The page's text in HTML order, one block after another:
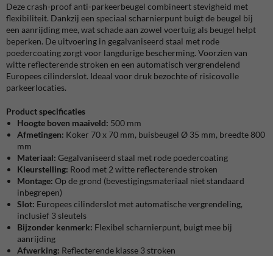
Deze crash-proof anti-parkeerbeugel combineert stevigheid met
flexibiliteit. Dankzij een speciaal scharnierpunt buigt de beugel bij
een aanrijding mee, wat schade aan zowel voertuig als beugel helpt
beperken. De uitvoering in gegalvaniseerd staal met rode
poedercoating zorgt voor langdurige bescherming. Voorzien van
witte reflecterende stroken en een automatisch vergrendelend
Europees cilinderslot. Ideaal voor druk bezochte of risicovolle
parkeerlocaties.
Product specificaties
Hoogte boven maaiveld: 500 mm
Afmetingen: Koker 70 x 70 mm, buisbeugel Ø 35 mm, breedte 800
mm
Materiaal: Gegalvaniseerd staal met rode poedercoating
Kleurstelling: Rood met 2 witte reflecterende stroken
Montage: Op de grond (bevestigingsmateriaal niet standaard
inbegrepen)
Slot: Europees cilinderslot met automatische vergrendeling,
inclusief 3 sleutels
Bijzonder kenmerk: Flexibel scharnierpunt, buigt mee bij
aanrijding
Afwerking: Reflecterende klasse 3 stroken